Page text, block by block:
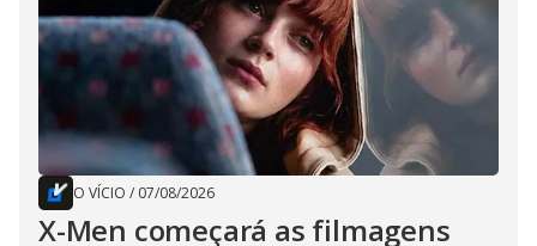
O VÍCIO / 07/08/2026
X-Men começará as filmagens